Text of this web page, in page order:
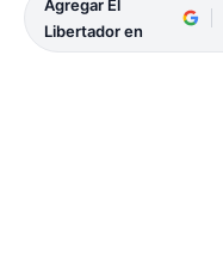
Agregar El
Libertador en